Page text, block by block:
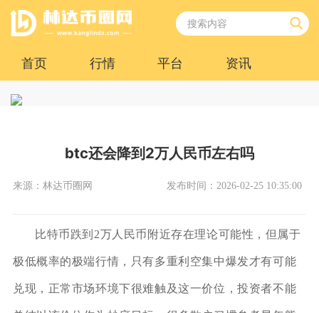
首页 行情 平台 资讯
btc还会降到2万人民币左右吗
来源：林达币圈网 发布时间：2026-02-25 10:35:00
比特币跌到2万人民币附近存在理论可能性，但属于
极低概率的极端行情，只有多重利空集中爆发才有可能
兑现，正常市场环境下很难触及这一价位，投资者不能